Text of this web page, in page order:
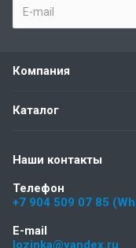
Компания
Каталог
Наши контакты
Телефон
+7 904 509 07 85
E-mail
lozinka@yandex.ru